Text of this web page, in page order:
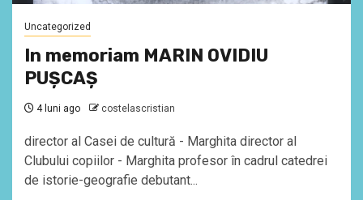
Uncategorized
In memoriam MARIN OVIDIU
PUȘCAȘ
4 luni ago costelascristian
director al Casei de cultură - Marghita director al
Clubului copiilor - Marghita profesor în cadrul catedrei
de istorie-geografie debutant...